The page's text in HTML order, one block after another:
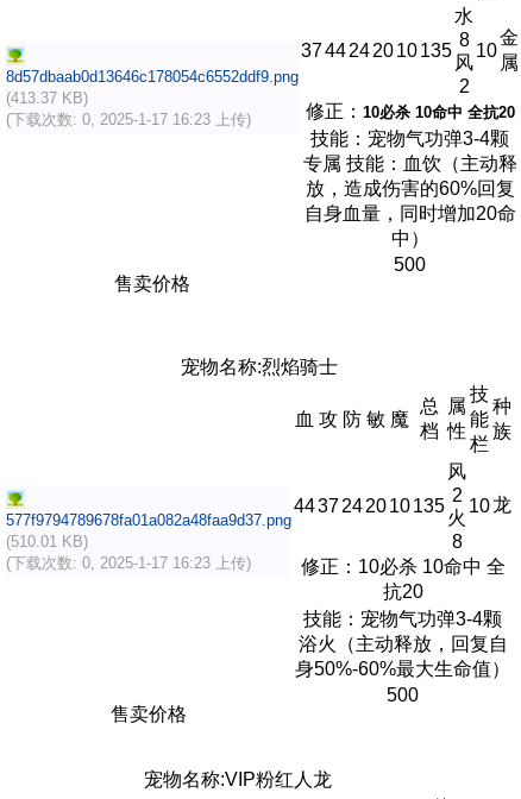
8d57dbaab0d13646c178054c6552ddf9.png
(413.37 KB)
(下载次数: 0, 2025-1-17 16:23 上传)
3744242010135
水
8
风
2
10
金
属
修正： 10必杀 10命中 全抗20
技能：宠物气功弹3-4颗
专属 技能：血饮（主动释
放，造成伤害的60%回复
自身血量，同时增加20命
中）
售卖价格
500
宠物名称:烈焰骑士
577f9794789678fa01a082a48faa9d37.png
(510.01 KB)
(下载次数: 0, 2025-1-17 16:23 上传)
血 攻 防 敏 魔
总
档
属
性
技
能
栏
种
族
4437242010135
风
2
火
8
10龙
修正：10必杀 10命中 全
抗20
技能：宠物气功弹3-4颗
浴火（主动释放，回复自
身50%-60%最大生命值）
售卖价格
500
宠物名称:VIP粉红人龙